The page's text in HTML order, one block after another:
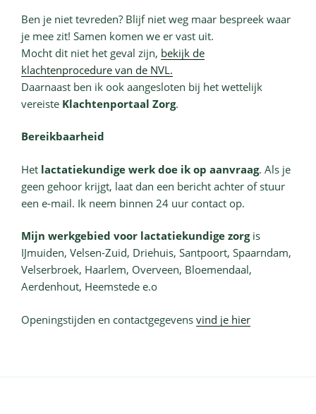
Ben je niet tevreden? Blijf niet weg maar bespreek waar
je mee zit! Samen komen we er vast uit.
Mocht dit niet het geval zijn, bekijk de
klachtenprocedure van de NVL.
Daarnaast ben ik ook aangesloten bij het wettelijk
vereiste Klachtenportaal Zorg.
Bereikbaarheid
Het lactatiekundige werk doe ik op aanvraag. Als je
geen gehoor krijgt, laat dan een bericht achter of stuur
een e-mail. Ik neem binnen 24 uur contact op.
Mijn werkgebied voor lactatiekundige zorgis
IJmuiden, Velsen-Zuid, Driehuis, Santpoort, Spaarndam,
Velserbroek, Haarlem, Overveen, Bloemendaal,
Aerdenhout, Heemstede e.o
Openingstijden en contactgegevens vind je hier